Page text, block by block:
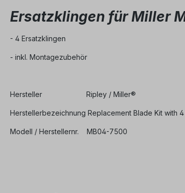
Ersatzklingen für Miller
- 4 Ersatzklingen
- inkl. Montagezubehör
Hersteller Ripley / Miller®
Herstellerbezeichnung Replacement Blade Kit with
Modell / Herstellernr. MB04-7500